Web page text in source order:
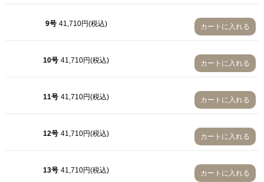
9号 41,710円(税込) カートに入れる
10号 41,710円(税込) カートに入れる
11号 41,710円(税込) カートに入れる
12号 41,710円(税込) カートに入れる
13号 41,710円(税込) カートに入れる